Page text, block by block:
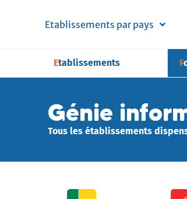
Etablissements par pays
Etablissements
Génie
Tous les établissements